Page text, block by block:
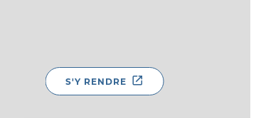
S'Y RENDRE